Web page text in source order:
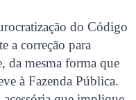
do Código
a correção para
da mesma forma que
à Fazenda Pública.